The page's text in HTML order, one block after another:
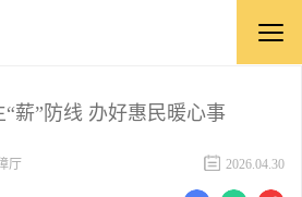
薪”防线 办好惠民暖心事
厅 2026.04.30